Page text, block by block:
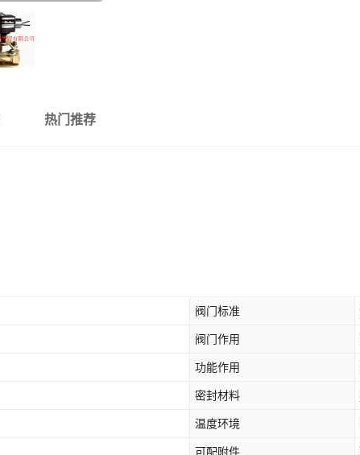
热门推荐
阀门标准
阀门作用
功能作用
密封材料
温度环境
可配附件